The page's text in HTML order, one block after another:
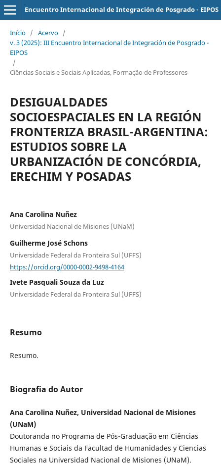
Encuentro Internacional de Integración de Posgrado - EIPOS
Início / Acervo /
v. 3 (2025): III Encuentro Internacional de Integración de Posgrado -
EIPOS
/
Ciências Sociais e Sociais Aplicadas, Formação de Professores
DESIGUALDADES
SOCIOESPACIALES EN LA REGIÓN
FRONTERIZA BRASIL-ARGENTINA:
ESTUDIOS SOBRE LA
URBANIZACIÓN DE CONCÓRDIA,
ERECHIM Y POSADAS
Ana Carolina Nuñez
Universidad Nacional de Misiones (UNaM)
Guilherme José Schons
Universidade Federal da Fronteira Sul (UFFS)
https://orcid.org/0000-0002-9498-4164
Ivete Pasquali Souza da Luz
Universidade Federal da Fronteira Sul (UFFS)
Resumo
Resumo.
Biografia do Autor
Ana Carolina Nuñez, Universidad Nacional de Misiones
(UNaM)
Doutoranda no Programa de Pós-Graduação em Ciências
Humanas e Sociais da Facultad de Humanidades y Ciencias
Sociales na Universidad Nacional de Misiones (UNaM).